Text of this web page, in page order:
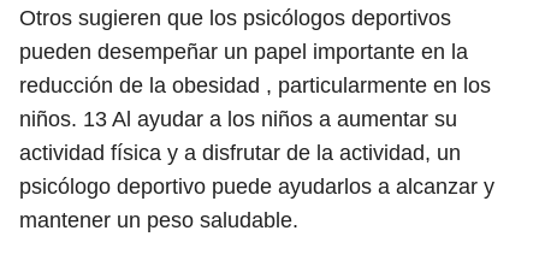
Otros sugieren que los psicólogos deportivos
pueden desempeñar un papel importante en la
reducción de la obesidad , particularmente en los
niños. 13 Al ayudar a los niños a aumentar su
actividad física y a disfrutar de la actividad, un
psicólogo deportivo puede ayudarlos a alcanzar y
mantener un peso saludable.